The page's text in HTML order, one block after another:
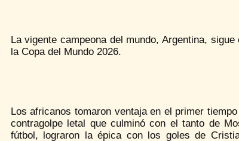
La vigente campeona del mundo, Argentina,
la Copa del Mundo 2026.
Los africanos tomaron ventaja en el primer
contragolpe letal que culminó con el tanto de
fútbol, lograron la épica con los goles de